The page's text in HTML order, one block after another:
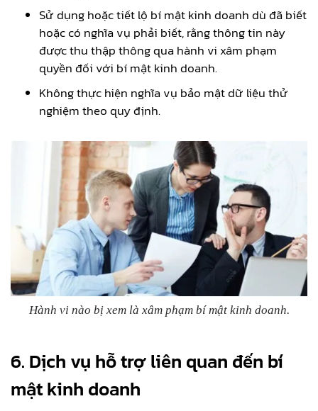
Sử dụng hoặc tiết lộ bí mật kinh doanh dù đã biết
hoặc có nghĩa vụ phải biết, rằng thông tin này
được thu thập thông qua hành vi xâm phạm
quyền đối với bí mật kinh doanh.
Không thực hiện nghĩa vụ bảo mật dữ liệu thử
nghiệm theo quy định.
Hành vi nào bị xem là xâm phạm bí mật kinh doanh.
6. Dịch vụ hỗ trợ liên quan đến bí
mật kinh doanh